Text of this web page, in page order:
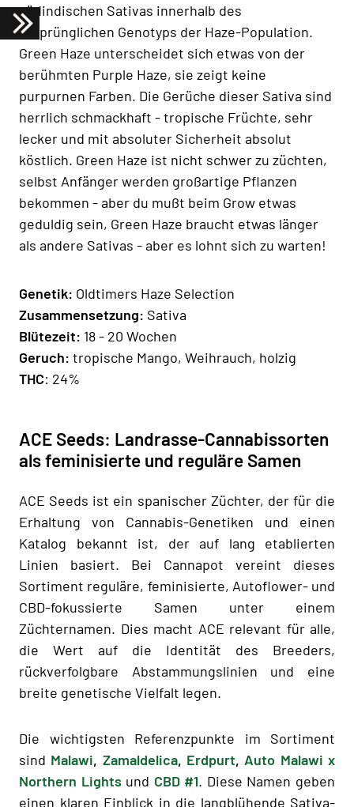
südindischen Sativas innerhalb des
ursprünglichen Genotyps der Haze-Population.
Green Haze unterscheidet sich etwas von der
berühmten Purple Haze, sie zeigt keine
purpurnen Farben. Die Gerüche dieser Sativa sind
herrlich schmackhaft - tropische Früchte, sehr
lecker und mit absoluter Sicherheit absolut
köstlich. Green Haze ist nicht schwer zu züchten,
selbst Anfänger werden großartige Pflanzen
bekommen - aber du mußt beim Grow etwas
geduldig sein, Green Haze braucht etwas länger
als andere Sativas - aber es lohnt sich zu warten!
Genetik: Oldtimers Haze Selection
Zusammensetzung: Sativa
Blütezeit: 18 - 20 Wochen
Geruch: tropische Mango, Weihrauch, holzig
THC: 24%
ACE Seeds: Landrasse-Cannabissorten
als feminisierte und reguläre Samen
ACE Seeds ist ein spanischer Züchter, der für die
Erhaltung von Cannabis-Genetiken und einen
Katalog bekannt ist, der auf lang etablierten
Linien basiert. Bei Cannapot vereint dieses
Sortiment reguläre, feminisierte, Autoflower- und
CBD-fokussierte Samen unter einem
Züchternamen. Dies macht ACE relevant für alle,
die Wert auf die Identität des Breeders,
rückverfolgbare Abstammungslinien und eine
breite genetische Vielfalt legen.
Die wichtigsten Referenzpunkte im Sortiment
sind Malawi, Zamaldelica, Erdpurt, Auto Malawi x
Northern Lightsund CBD #1. Diese Namen geben
einen klaren Einblick in die langblühende Sativa-